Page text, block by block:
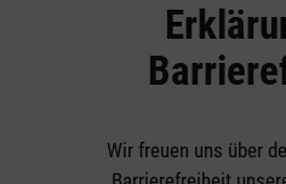
Wir freuen uns über